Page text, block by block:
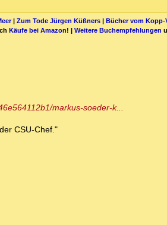
| Zum Tode Jürgen Küßners| Bücher vom Kopp-
Käufe bei Amazon! | Weitere Buchempfehlungen
markus-soeder-k...
CSU-Chef."